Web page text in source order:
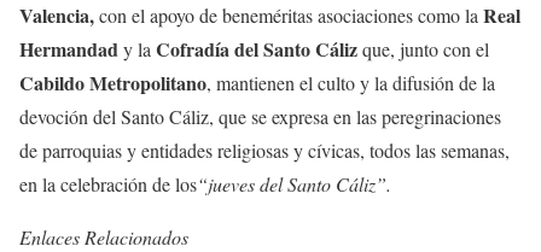
Valencia,con el apoyo de beneméritas asociaciones como la Real
Hermandady la Cofradía del Santo Cálizque, junto con el
Cabildo Metropolitano, mantienen el culto y la difusión de la
devoción del Santo Cáliz, que se expresa en las peregrinaciones
de parroquias y entidades religiosas y cívicas, todos las semanas,
en la celebración de los“jueves del Santo Cáliz”.
Enlaces Relacionados